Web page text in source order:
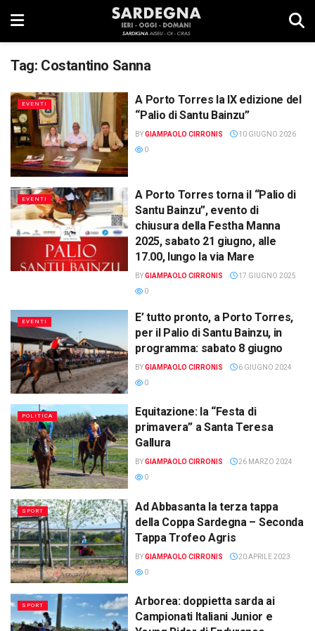
Tag: Costantino Sanna
EVENTI
A Porto Torres la IX edizione del
“Palio di Santu Bainzu”
BYGIAMPAOLO CIRRONIS
10 GIUGNO 2026
0
EVENTI
A Porto Torres torna il “Palio di
Santu Bainzu”, evento di
chiusura della Festha Manna
2025, sabato 21 giugno, alle
17.00, lungo la via Mare
BYGIAMPAOLO CIRRONIS
17 GIUGNO 2025
0
EVENTI
E’ tutto pronto, a Porto Torres,
per il Palio di Santu Bainzu, in
programma: sabato 8 giugno
BYGIAMPAOLO CIRRONIS
6 GIUGNO 2024
0
POLITICA
Equitazione: la “Festa di
primavera” a Santa Teresa
Gallura
BYGIAMPAOLO CIRRONIS
26 MARZO 2024
0
SPORT
Ad Abbasanta la terza tappa
della Coppa Sardegna – Seconda
Tappa Trofeo Agris
BYGIAMPAOLO CIRRONIS
20 APRILE 2023
0
SPORT
Arborea: doppietta sarda ai
Campionati Italiani Junior e